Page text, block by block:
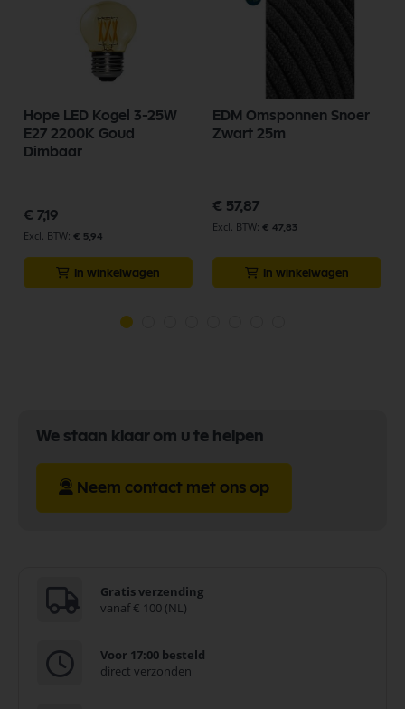
Hope LED Kogel 3-25W
E27 2200K Goud
Dimbaar
€ 7,19
€ 5,94
In winkelwagen
EDM Omsponnen Snoer
Zwart 25m
€ 57,87
€ 47,83
In winkelwagen
We staan klaar om u te helpen
Neem contact met ons op
Gratis verzending
vanaf € 100 (NL)
Voor 17:00 besteld
direct verzonden